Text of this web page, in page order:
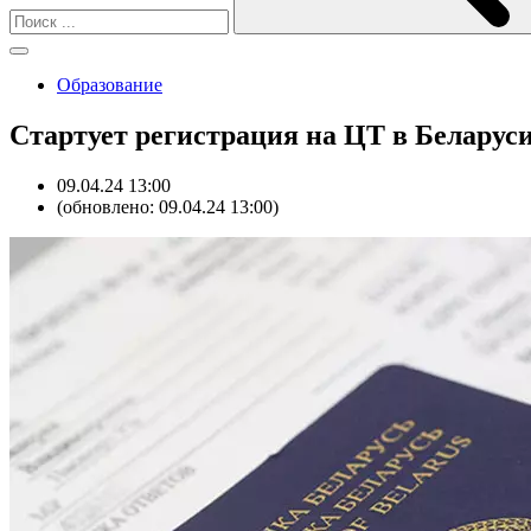
Образование
Стартует регистрация на ЦТ в
09.04.24 13:00
(обновлено: 09.04.24 13:00)